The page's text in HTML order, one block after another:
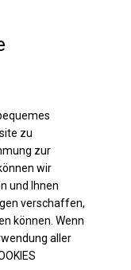
zu
zur
wir
und Ihnen
verschaffen,
können. Wenn
aller